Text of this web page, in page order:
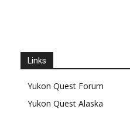
Links
Yukon Quest Forum
Yukon Quest Alaska